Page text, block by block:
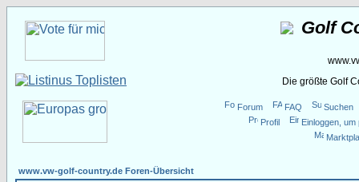
Golf
Die größte Golf
Forum FAQ
Suchen
Profil
Einloggen,
www.vw-golf-country.de Foren-Übersicht